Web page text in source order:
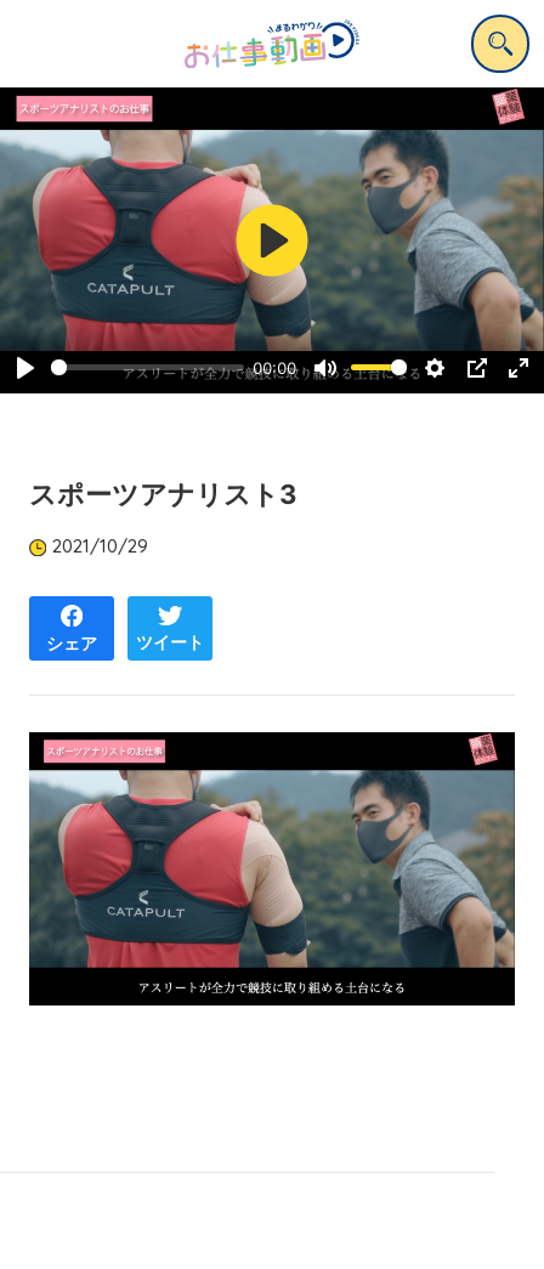
Play
00:00
Mute Settings
PIP
Play
スポーツアナリスト3
2021/10/29
シェア ツイート